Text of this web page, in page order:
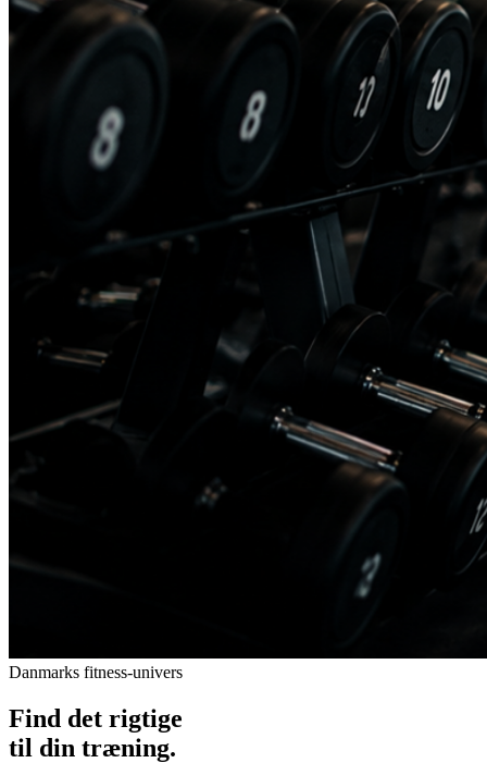
Danmarks fitness-univers
Find det rigtige
til din træning.